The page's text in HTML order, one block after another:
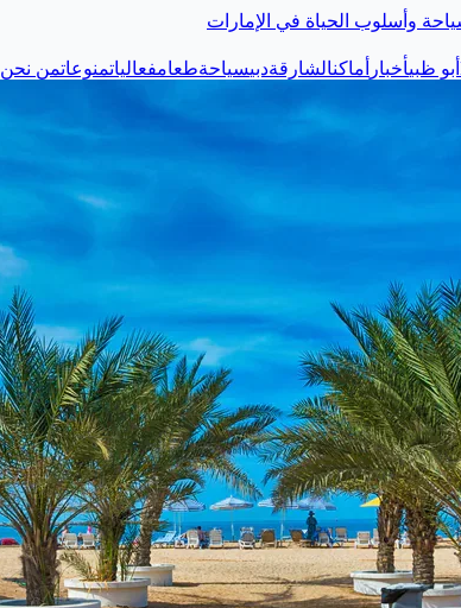
وأسلوب الحياة في الإمارات
أبو ظبيأخبار أماكنالشارقةدبيسياحةطعامفعالياتمنوعاتمن نحن